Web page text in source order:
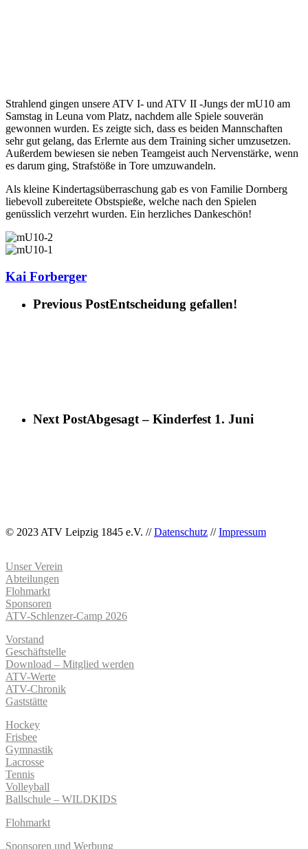
Strahlend gingen unsere ATV I- und ATV II -Jungs der mU10 am
Samstag in Leuna vom Platz, nachdem alle Spiele souverän
gewonnen wurden. Es zeigte sich, dass es beiden Mannschaften
sehr gut gelang, das Erlernte aus dem Training sicher umzusetzen.
Außerdem bewiesen sie neben Teamgeist auch Nervenstärke, wenn
es darum ging, Strafstöße in Tore umzuwandeln.
Als kleine Kindertagsüberraschung gab es von Familie Dornberg
liebevoll zubereitete Obstspieße, welche nach den Spielen
genüsslich verzehrt wurden. Ein herzliches Dankeschön!
Kai Forberger
Previous PostEntscheidung gefallen!
Next PostAbgesagt – Kinderfest 1. Juni
© 2023 ATV Leipzig 1845 e.V. //Datenschutz //Impressum
Unser Verein
Abteilungen
Flohmarkt
Sponsoren
ATV-Schlenzer-Camp 2026
Vorstand
Geschäftstelle
Download – Mitglied werden
ATV-Werte
ATV-Chronik
Gaststätte
Hockey
Frisbee
Gymnastik
Lacrosse
Tennis
Volleyball
Ballschule – WILDKIDS
Flohmarkt
Sponsoren und Werbung